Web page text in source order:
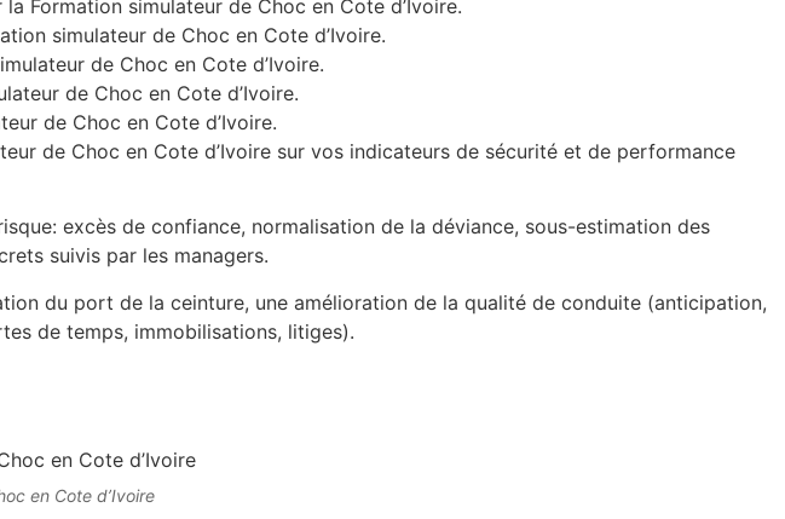
Formation simulateur de Choc en Cote d’Ivoire.
simulateur de Choc en Cote d’Ivoire.
de Choc en Cote d’Ivoire.
de Choc en Cote d’Ivoire.
de Choc en Cote d’Ivoire.
de Choc en Cote d’Ivoire sur vos indicateurs de sécurité et de performance
excès de confiance, normalisation de la déviance, sous-estimation des
suivis par les managers.
du port de la ceinture, une amélioration de la qualité de conduite (anticipation,
de temps, immobilisations, litiges).
en Cote d’Ivoire